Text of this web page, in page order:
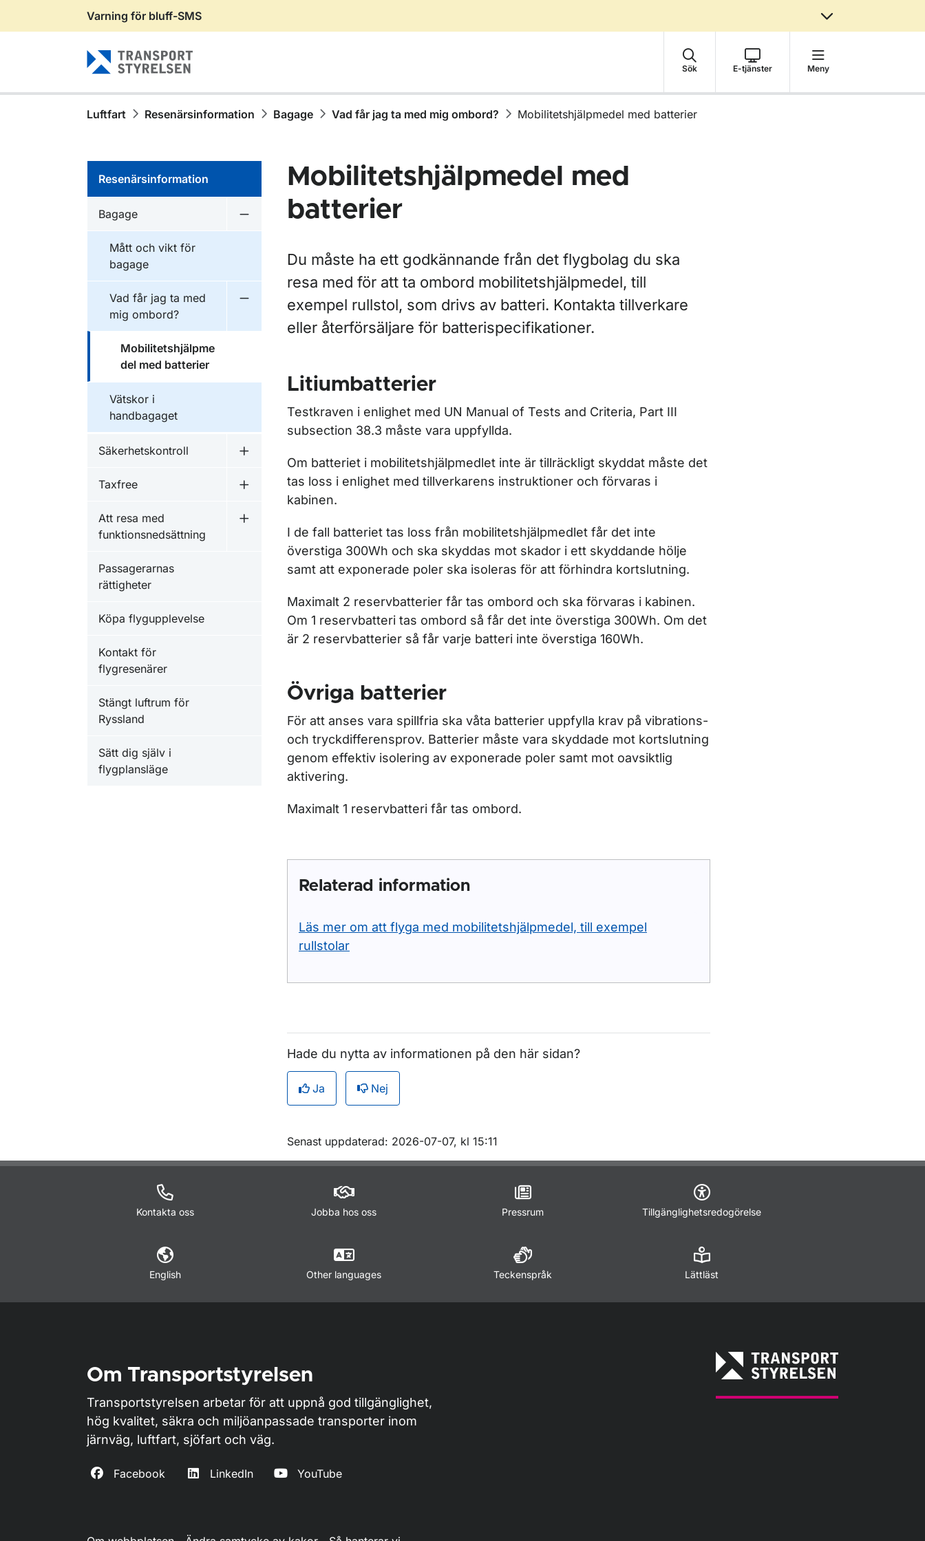
Gå till sidans innehåll
Varning för bluff-SMS
Sök E-tjänster Meny
Luftfart Resenärsinformation Bagage Vad får jag ta med mig ombord? Mobilitetshjälpmedel med batterier
Resenärsinformation
Bagage
Undermeny för Bagage
Mått och vikt för
bagage
Vad får jag ta med
mig ombord?
Undermeny för Vad får jag ta med mig ombord?
Mobilitetshjälpme
del med batterier
Vätskor i
handbagaget
Säkerhetskontroll
Undermeny för Säkerhetskontroll
Taxfree
Undermeny för Taxfree
Att resa med
funktionsnedsättning
Undermeny för Att resa med funktionsnedsättning
Passagerarnas
rättigheter
Köpa flygupplevelse
Kontakt för
flygresenärer
Stängt luftrum för
Ryssland
Sätt dig själv i
flygplansläge
Mobilitetshjälpmedel med
batterier
Du måste ha ett godkännande från det flygbolag du ska
resa med för att ta ombord mobilitetshjälpmedel, till
exempel rullstol, som drivs av batteri. Kontakta tillverkare
eller återförsäljare för batterispecifikationer.
Litiumbatterier
Testkraven i enlighet med UN Manual of Tests and Criteria, Part III
subsection 38.3 måste vara uppfyllda.
Om batteriet i mobilitetshjälpmedlet inte är tillräckligt skyddat måste det
tas loss i enlighet med tillverkarens instruktioner och förvaras i
kabinen.
I de fall batteriet tas loss från mobilitetshjälpmedlet får det inte
överstiga 300Wh och ska skyddas mot skador i ett skyddande hölje
samt att exponerade poler ska isoleras för att förhindra kortslutning.
Maximalt 2 reservbatterier får tas ombord och ska förvaras i kabinen.
Om 1 reservbatteri tas ombord så får det inte överstiga 300Wh. Om det
är 2 reservbatterier så får varje batteri inte överstiga 160Wh.
Övriga batterier
För att anses vara spillfria ska våta batterier uppfylla krav på vibrations-
och tryckdifferensprov. Batterier måste vara skyddade mot kortslutning
genom effektiv isolering av exponerade poler samt mot oavsiktlig
aktivering.
Maximalt 1 reservbatteri får tas ombord.
Relaterad information
Läs mer om att flyga med mobilitetshjälpmedel, till exempel
rullstolar
Hade du nytta av informationen på den här sidan?
Ja Nej
Om sidan
Senast uppdaterad: 2026-07-07, kl 15:11
Kontakta oss Jobba hos oss Pressrum Tillgänglighetsredogörelse
English Other languages Teckenspråk Lättläst
Om Transportstyrelsen
Transportstyrelsen arbetar för att uppnå god tillgänglighet,
hög kvalitet, säkra och miljöanpassade transporter inom
järnväg, luftfart, sjöfart och väg.
Facebook LinkedIn YouTube